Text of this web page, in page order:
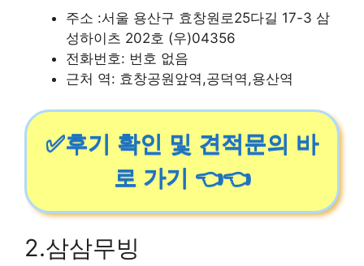
주소 :서울 용산구 효창원로25다길 17-3 삼
성하이츠 202호 (우)04356
전화번호: 번호 없음
근처 역: 효창공원앞역,공덕역,용산역
✅후기 확인 및 견적문의 바
로 가기 👈👈
2.삼삼무빙